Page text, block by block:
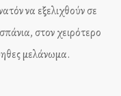
να εξελιχθούν σε
στον χειρότερο
μελάνωμα.